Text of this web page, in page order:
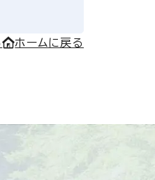
ホームに戻る